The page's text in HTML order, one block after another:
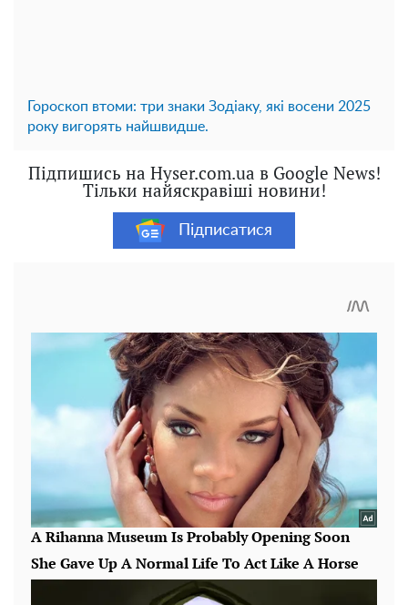
Гороскоп втоми: три знаки Зодіаку, які восени 2025
року вигорять найшвидше.
Підпишись на Hyser.com.ua в Google News!
Тільки найяскравіші новини!
Підписатися